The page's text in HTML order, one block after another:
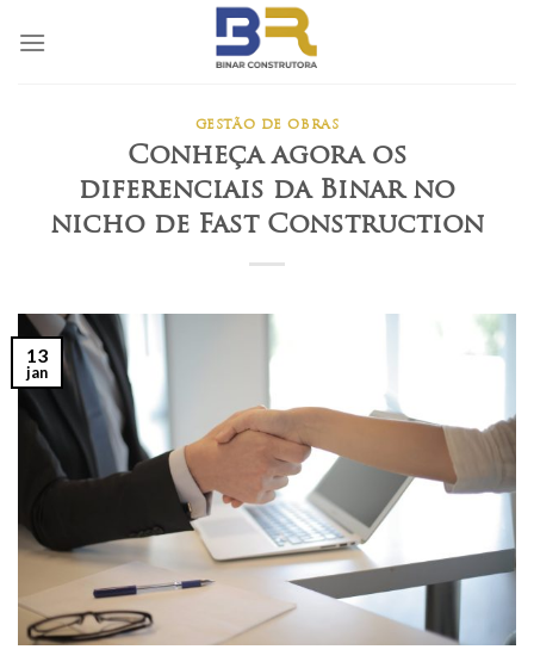
GESTÃO DE OBRAS
Conheça agora os
diferenciais da Binar no
nicho de Fast Construction
13
jan